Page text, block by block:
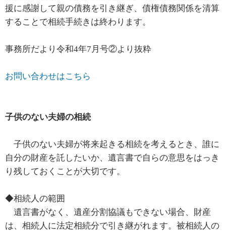
援に感謝して親の債務を引き継ぎ、債権債務関係を清算
することで相続手続きは終わります。
事務所だより令和4年7月号②より抜粋
お問い合わせはこちら
子供のない夫婦の相続
子供のない夫婦が将来起きる相続を考えるとき、誰に
自分の財産を託したいか、遺言書で自らの意思をはっき
り残しておくことが大切です。
◆相続人の範囲
遺言書がなく、遺産分割協議もできない場合、財産
は、相続人に法定相続分で引き継がれます。被相続人の